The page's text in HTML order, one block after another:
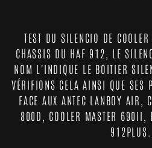
TEST DU SILENCIO DE
CHASSIS DU HAF 912, LE
NOM L'INDIQUE LE BOITIER
VÉRIFIONS CELA AINSI QUE SES
FACE AUX ANTEC LANBOY AIR,
800D, COOLER MASTER 690II,